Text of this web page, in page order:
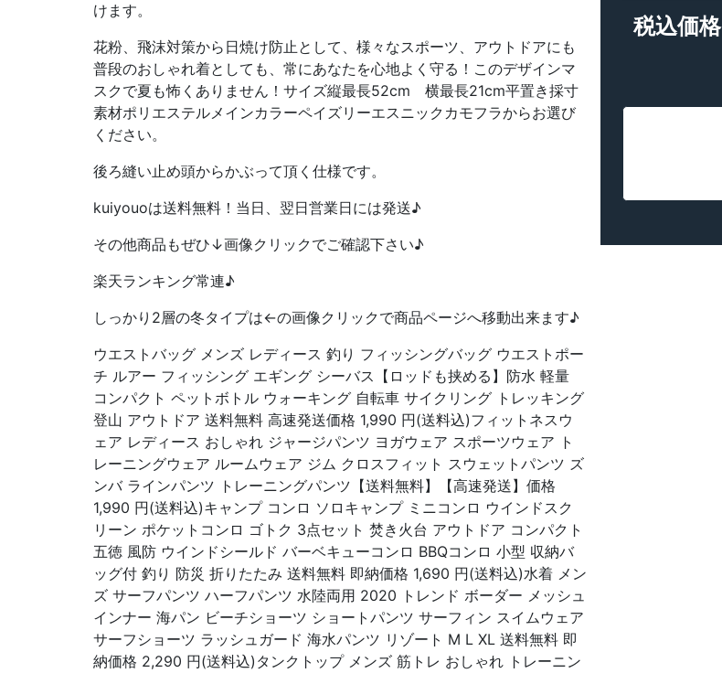
けます。
花粉、飛沫対策から日焼け防止として、様々なスポーツ、アウトドアにも
普段のおしゃれ着としても、常にあなたを心地よく守る！このデザインマ
スクで夏も怖くありません！サイズ縦最長52cm 横最長21cm平置き採寸
素材ポリエステルメインカラーペイズリーエスニックカモフラからお選び
ください。
後ろ縫い止め頭からかぶって頂く仕様です。
kuiyouoは送料無料！当日、翌日営業日には発送♪
その他商品もぜひ↓画像クリックでご確認下さい♪
楽天ランキング常連♪
しっかり2層の冬タイプは←の画像クリックで商品ページへ移動出来ます♪
ウエストバッグ メンズ レディース 釣り フィッシングバッグ ウエストポー
チ ルアー フィッシング エギング シーバス【ロッドも挟める】防水 軽量
コンパクト ペットボトル ウォーキング 自転車 サイクリング トレッキング
登山 アウトドア 送料無料 高速発送価格 1,990 円(送料込)フィットネスウ
ェア レディース おしゃれ ジャージパンツ ヨガウェア スポーツウェア ト
レーニングウェア ルームウェア ジム クロスフィット スウェットパンツ ズ
ンバ ラインパンツ トレーニングパンツ【送料無料】【高速発送】価格
1,990 円(送料込)キャンプ コンロ ソロキャンプ ミニコンロ ウインドスク
リーン ポケットコンロ ゴトク 3点セット 焚き火台 アウトドア コンパクト
五徳 風防 ウインドシールド バーベキューコンロ BBQコンロ 小型 収納バ
ッグ付 釣り 防災 折りたたみ 送料無料 即納価格 1,690 円(送料込)水着 メン
ズ サーフパンツ ハーフパンツ 水陸両用 2020 トレンド ボーダー メッシュ
インナー 海パン ビーチショーツ ショートパンツ サーフィン スイムウェア
サーフショーツ ラッシュガード 海水パンツ リゾート M L XL 送料無料 即
納価格 2,290 円(送料込)タンクトップ メンズ 筋トレ おしゃれ トレーニン
税込価格